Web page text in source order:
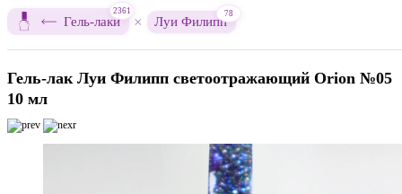
Гель-лаки
2361
× Луи Филипп
78
Гель-лак Луи Филипп светоотражающий Orion №05
10 мл